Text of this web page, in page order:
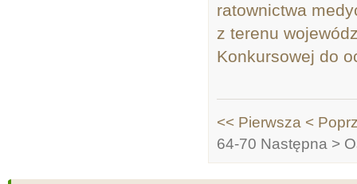
ratownictwa
z terenu
Konkursowej do
<< Pierwsza <
64-70 Następna >